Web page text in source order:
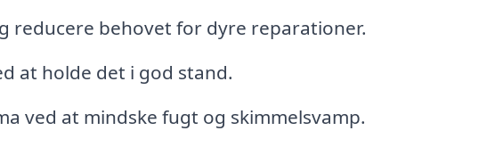
reducere behovet for dyre reparationer.
at holde det i god stand.
ved at mindske fugt og skimmelsvamp.